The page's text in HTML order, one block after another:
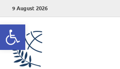
Open toolbar
9 August 2026